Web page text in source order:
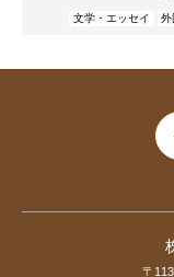
文学・エッセイ 外
〒